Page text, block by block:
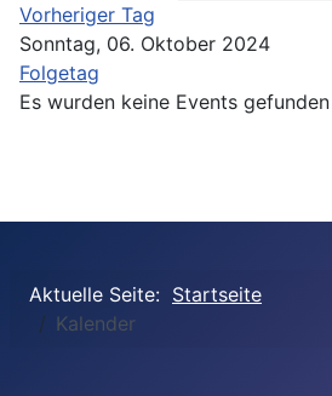
Vorheriger Tag
Sonntag, 06. Oktober 2024
Folgetag
Es wurden keine Events gefunden
Aktuelle Seite: Startseite
Kalender